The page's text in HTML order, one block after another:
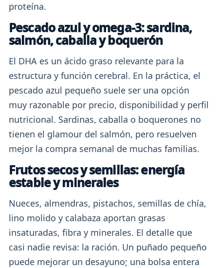
proteína.
Pescado azul y omega-3: sardina,
salmón, caballa y boquerón
El DHA es un ácido graso relevante para la
estructura y función cerebral. En la práctica, el
pescado azul pequeño suele ser una opción
muy razonable por precio, disponibilidad y perfil
nutricional. Sardinas, caballa o boquerones no
tienen el glamour del salmón, pero resuelven
mejor la compra semanal de muchas familias.
Frutos secos y semillas: energía
estable y minerales
Nueces, almendras, pistachos, semillas de chía,
lino molido y calabaza aportan grasas
insaturadas, fibra y minerales. El detalle que
casi nadie revisa: la ración. Un puñado pequeño
puede mejorar un desayuno; una bolsa entera